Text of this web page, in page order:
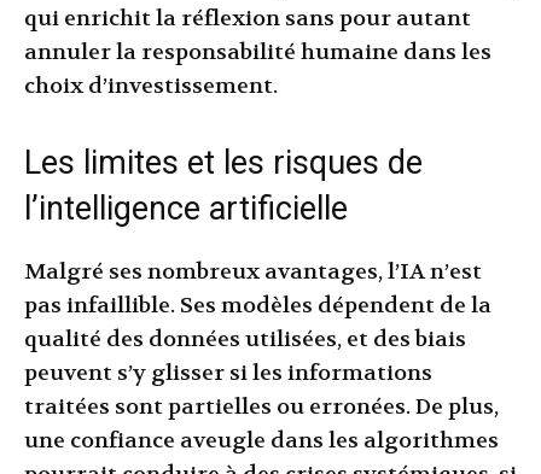
qui enrichit la réflexion sans pour autant
annuler la responsabilité humaine dans les
choix d’investissement.
Les limites et les risques de
l’intelligence artificielle
Malgré ses nombreux avantages, l’IA n’est
pas infaillible. Ses modèles dépendent de la
qualité des données utilisées, et des biais
peuvent s’y glisser si les informations
traitées sont partielles ou erronées. De plus,
une confiance aveugle dans les algorithmes